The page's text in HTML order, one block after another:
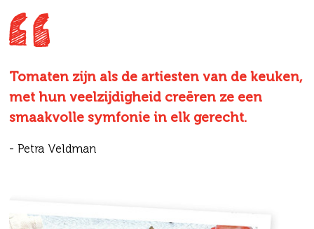
Tomaten zijn als de artiesten van de keuken,
met hun veelzijdigheid creëren ze een
smaakvolle symfonie in elk gerecht.
- Petra Veldman